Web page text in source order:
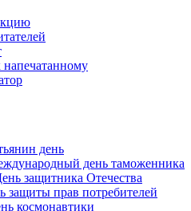
напечатанному
день
день таможенника
защитника Отечества
защиты прав потребителей
космонавтики